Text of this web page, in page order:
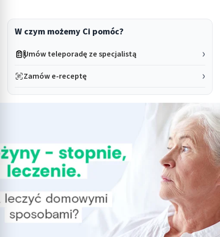
W czym możemy Ci pomóc?
Umów teleporadę ze specjalistą
Zamów e-receptę